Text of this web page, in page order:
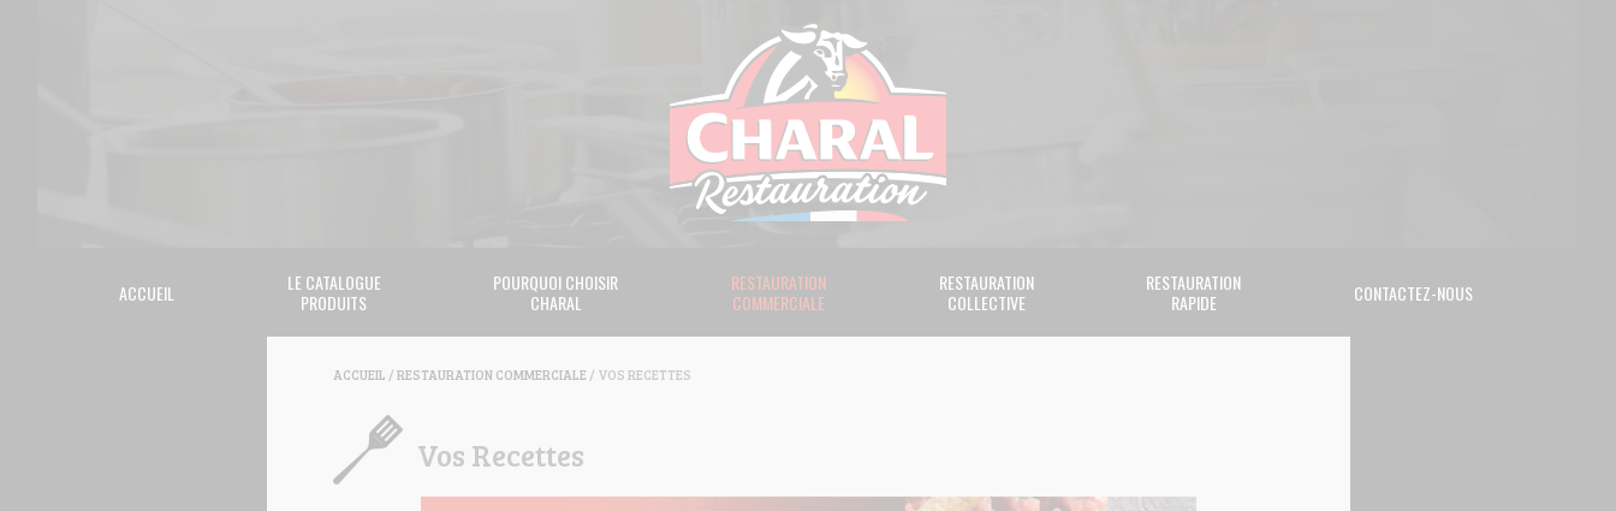
ACCUEIL
LE CATALOGUE
PRODUITS
POURQUOI CHOISIR
CHARAL
RESTAURATION
COMMERCIALE
RESTAURATION
COLLECTIVE
RESTAURATION
RAPIDE
CONTACTEZ-NOUS
ACCUEIL / RESTAURATION COMMERCIALE / VOS RECETTES
Vos Recettes